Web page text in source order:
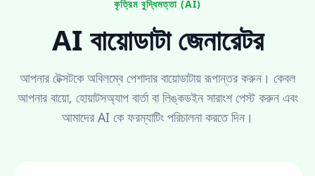
কৃত্রিম বুদ্ধিমত্তা (AI)
AI বায়োডাটা জেনারেটর
আপনার টেক্সটকে অবিলম্বে পেশাদার বায়োডাটায় রূপান্তর করুন। কেবল
আপনার বায়ো, হোয়াটসঅ্যাপ বার্তা বা লিঙ্কডইন সারাংশ পেস্ট করুন এবং
আমাদের AI কে ফরম্যাটিং পরিচালনা করতে দিন।